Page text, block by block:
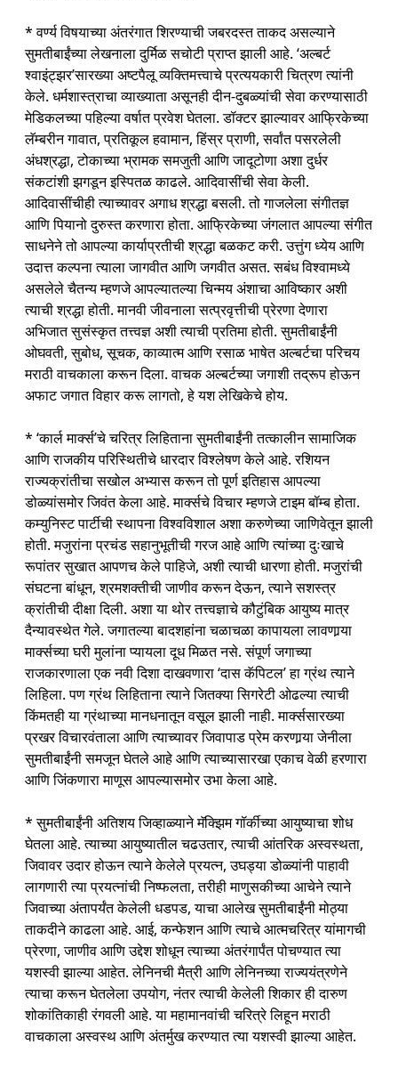
* वर्ण्य विषयाच्या अंतरंगात शिरण्याची जबरदस्त ताकद असल्याने
सुमतीबाईंच्या लेखनाला दुर्मिळ सचोटी प्राप्त झाली आहे. ‘अल्बर्ट
श्‍वाइंट्झर’सारख्या अष्टपैलू व्यक्तिमत्त्वाचे प्रत्ययकारी चित्रण त्यांनी
केले. धर्मशास्त्राचा व्याख्याता असूनही दीन-दुबळ्यांची सेवा करण्यासाठी
मेडिकलच्या पहिल्या वर्षात प्रवेश घेतला. डॉक्टर झाल्यावर आफ्रिकेच्या
लॅम्बरीन गावात, प्रतिकूल हवामान, हिंस्र प्राणी, सर्वांत पसरलेली
अंधश्रद्धा, टोकाच्या भ्रामक समजुती आणि जादूटोणा अशा दुर्धर
संकटांशी झगडून इस्पितळ काढले. आदिवासींची सेवा केली.
आदिवासींचीही त्याच्यावर अगाध श्रद्धा बसली. तो गाजलेला संगीतज्ञ
आणि पियानो दुरुस्त करणारा होता. आफ्रिकेच्या जंगलात आपल्या संगीत
साधनेने तो आपल्या कार्याप्रतीची श्रद्धा बळकट करी. उत्तुंग ध्येय आणि
उदात्त कल्पना त्याला जागवीत आणि जगवीत असत. सबंध विश्वामध्ये
असलेले चैतन्य म्हणजे आपल्यातल्या चिन्मय अंशाचा आविष्कार अशी
त्याची श्रद्धा होती. मानवी जीवनाला सत्प्रवृत्तीची प्रेरणा देणारा
अभिजात सुसंस्कृत तत्त्वज्ञ अशी त्याची प्रतिमा होती. सुमतीबाईंनी
ओघवती, सुबोध, सूचक, काव्यात्म आणि रसाळ भाषेत अल्बर्टचा परिचय
मराठी वाचकाला करून दिला. वाचक अल्बर्टच्या जगाशी तद्रूप होऊन
अफाट जगात विहार करू लागतो, हे यश लेखिकेचे होय.
* ‘कार्ल मार्क्स’चे चरित्र लिहिताना सुमतीबाईंनी तत्कालीन सामाजिक
आणि राजकीय परिस्थितीचे धारदार विश्लेषण केले आहे. रशियन
राज्यक्रांतीचा सखोल अभ्यास करून तो पूर्ण इतिहास आपल्या
डोळ्यांसमोर जिवंत केला आहे. मार्क्सचे विचार म्हणजे टाइम बॉम्ब होता.
कम्युनिस्ट पार्टीची स्थापना विश्वविशाल अशा करुणेच्या जाणिवेतून झाली
होती. मजुरांना प्रचंड सहानुभूतीची गरज आहे आणि त्यांच्या दुःखाचे
रूपांतर सुखात आपणच केले पाहिजे, अशी त्याची धारणा होती. मजुरांची
संघटना बांधून, श्रमशक्तीची जाणीव करून देऊन, त्याने सशस्त्र
क्रांतीची दीक्षा दिली. अशा या थोर तत्त्वज्ञाचे कौटुंबिक आयुष्य मात्र
दैन्यावस्थेत गेले. जगातल्या बादशहांना चळाचळा कापायला लावणार्‍या
मार्क्सच्या घरी मुलांना प्यायला दूध मिळत नसे. संपूर्ण जगाच्या
राजकारणाला एक नवी दिशा दाखवणारा ‘दास कॅपिटल’ हा ग्रंथ त्याने
लिहिला. पण ग्रंथ लिहिताना त्याने जितक्या सिगरेटी ओढल्या त्याची
किंमतही या ग्रंथाच्या मानधनातून वसूल झाली नाही. मार्क्ससारख्या
प्रखर विचारवंताला आणि त्याच्यावर जिवापाड प्रेम करणार्‍या जेनीला
सुमतीबाईंनी समजून घेतले आहे आणि त्याच्यासारखा एकाच वेळी हरणारा
आणि जिंकणारा माणूस आपल्यासमोर उभा केला आहे.
* सुमतीबाईंनी अतिशय जिव्हाळ्याने मॅक्झिम गॉर्कीच्या आयुष्याचा शोध
घेतला आहे. त्याच्या आयुष्यातील चढउतार, त्याची आंतरिक अस्वस्थता,
जिवावर उदार होऊन त्याने केलेले प्रयत्न, उघड्या डोळ्यांनी पाहावी
लागणारी त्या प्रयत्नांची निष्फलता, तरीही माणुसकीच्या आचेने त्याने
जिवाच्या अंतापर्यंत केलेली धडपड, याचा आलेख सुमतीबाईंनी मोठ्या
ताकदीने काढला आहे. आई, कन्फेशन आणि त्याचे आत्मचरित्र यांमागची
प्रेरणा, जाणीव आणि उद्देश शोधून त्याच्या अंतरंगार्पंत पोचण्यात त्या
यशस्वी झाल्या आहेत. लेनिनची मैत्री आणि लेनिनच्या राज्ययंत्रणेने
त्याचा करून घेतलेला उपयोग, नंतर त्याची केलेली शिकार ही दारुण
शोकांतिकाही रंगवली आहे. या महामानवांची चरित्रे लिहून मराठी
वाचकाला अस्वस्थ आणि अंतर्मुख करण्यात त्या यशस्वी झाल्या आहेत.